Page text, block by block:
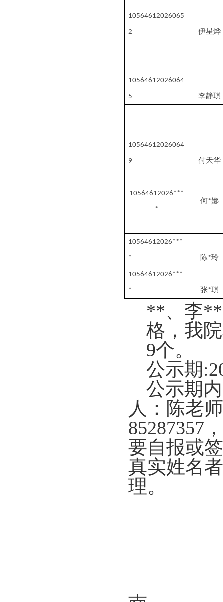
10564612026065
2 伊星烨
10564612026064
5 李静琪
10564612026064
9 付天华
10564612026 ***
*
何*娜
10564612026 ***
* 陈*玲
10564612026 ***
* 张*琪
**、李
格，我
9个。
公示期
公示期
人：陈老
85287357
要自报或
真实姓名
理。